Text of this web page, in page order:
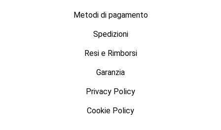
Metodi di pagamento
Spedizioni
Resi e Rimborsi
Garanzia
Privacy Policy
Cookie Policy